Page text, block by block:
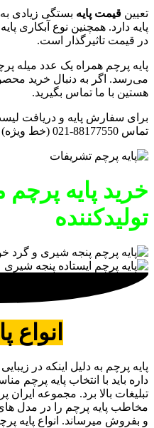
تعیین قیمت پایه بستگی زیادی به
پایه دارد. همچنین نوع آبکاری
در قیمت تاثیرگذار است.
پایه پرچم همراه یک عدد میله
می‌رسد. اگر به دنبال خرید
هستین با ما تماس بگیرید.
برای سفارش پایه و دریافت
تماس 88177550-021 (خط ویژه) تماس حاصل نمائید.
خرید پایه پرچم
تولیدکننده
انواع
پایه پرچم به دلیل اینکه در
داره باید با انتخاب پایه
تبلیغات بالا برد. مجموعه ایران
مخاطب پایه پرچم را در مدل های
و بفروش میرساند. انواع پایه